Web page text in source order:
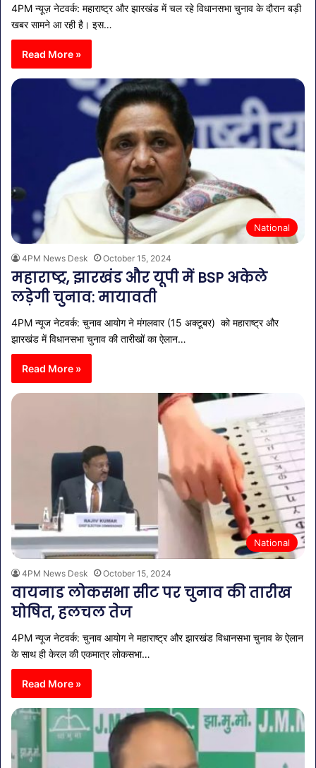
4PM न्यूज़ नेटवर्क: महाराष्ट्र और झारखंड में चल रहे विधानसभा चुनाव के दौरान बड़ी
खबर सामने आ रही है। इस…
Read More »
National
4PM News Desk October 15, 2024
महाराष्ट्र, झारखंड और यूपी में BSP अकेले
लड़ेगी चुनाव: मायावती
4PM न्यूज नेटवर्क: चुनाव आयोग ने मंगलवार (15 अक्टूबर) को महाराष्ट्र और
झारखंड में विधानसभा चुनाव की तारीखों का ऐलान…
Read More »
National
4PM News Desk October 15, 2024
वायनाड लोकसभा सीट पर चुनाव की तारीख
घोषित, हलचल तेज
4PM न्यूज नेटवर्क: चुनाव आयोग ने महाराष्ट्र और झारखंड विधानसभा चुनाव के ऐलान
के साथ ही केरल की एकमात्र लोकसभा…
Read More »